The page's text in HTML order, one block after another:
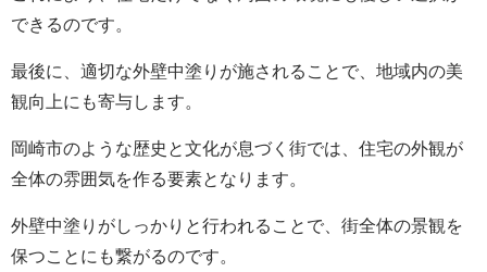
できるのです。
最後に、適切な外壁中塗りが施されることで、地域内の美
観向上にも寄与します。
岡崎市のような歴史と文化が息づく街では、住宅の外観が
全体の雰囲気を作る要素となります。
外壁中塗りがしっかりと行われることで、街全体の景観を
保つことにも繋がるのです。